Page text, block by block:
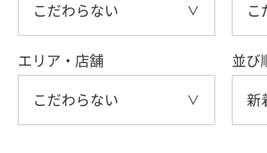
こだわらない こ
エリア・店舗
こだわらない
並び
新